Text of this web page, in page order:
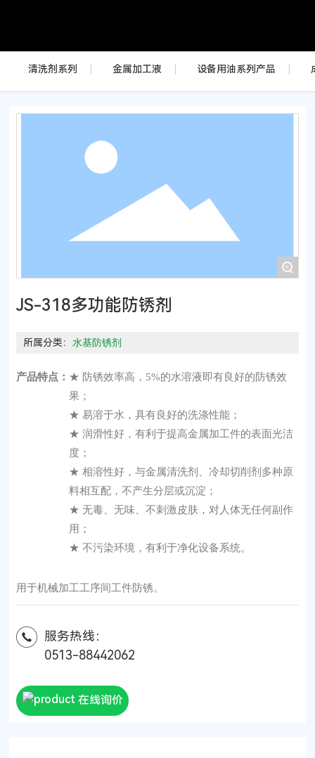
清洗剂系列 金属加工液 设备用油系列产品
+
JS-318多功能防锈剂
所属分类：水基防锈剂
产品特点： ★ 防锈效率高，5%的水溶液即有良好的防锈效
果；
★ 易溶于水，具有良好的洗涤性能；
★ 润滑性好，有利于提高金属加工件的表面光洁
度；
★ 相溶性好，与金属清洗剂、冷却切削剂多种原
料相互配，不产生分层或沉淀；
★ 无毒、无味、不刺激皮肤，对人体无任何副作
用；
★ 不污染环境，有利于净化设备系统。
用于机械加工工序间工件防锈。
服务热线：
0513-88442062
在线询价